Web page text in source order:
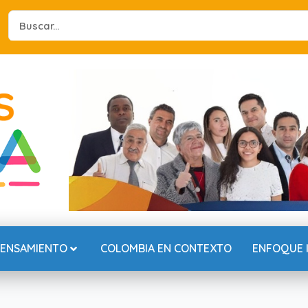
Search
...
COLOMBIA EN CONTEXTO ENFOQUE